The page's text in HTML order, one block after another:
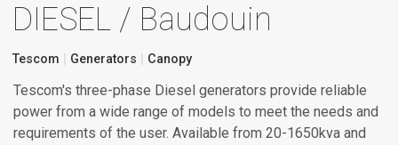
DIESEL / Baudouin
Tescom Generators Canopy
Tescom's three-phase Diesel generators provide reliable
power from a wide range of models to meet the needs and
requirements of the user. Available from 20-1650kva and